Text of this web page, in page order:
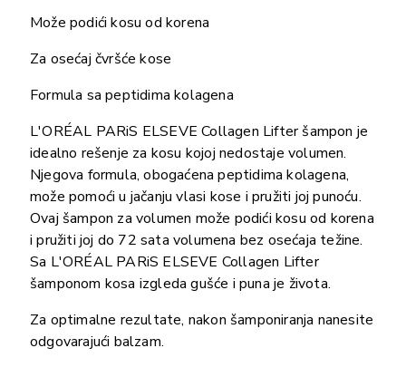
Može podići kosu od korena
Za osećaj čvršće kose
Formula sa peptidima kolagena
L'ORÉAL PARiS ELSEVE Collagen Lifter šampon je
idealno rešenje za kosu kojoj nedostaje volumen.
Njegova formula, obogaćena peptidima kolagena,
može pomoći u jačanju vlasi kose i pružiti joj punoću.
Ovaj šampon za volumen može podići kosu od korena
i pružiti joj do 72 sata volumena bez osećaja težine.
Sa L'ORÉAL PARiS ELSEVE Collagen Lifter
šamponom kosa izgleda gušće i puna je života.
Za optimalne rezultate, nakon šamponiranja nanesite
odgovarajući balzam.